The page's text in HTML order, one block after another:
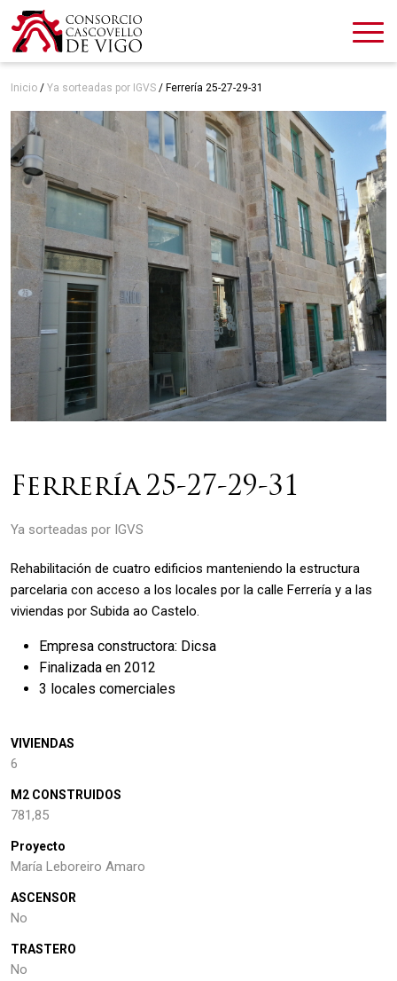
Inicio / Ya sorteadas por IGVS / Ferrería 25-27-29-31
Ferrería 25-27-29-31
Ya sorteadas por IGVS
Rehabilitación de cuatro edificios manteniendo la estructura
parcelaria con acceso a los locales por la calle Ferrería y a las
viviendas por Subida ao Castelo.
Empresa constructora: Dicsa
Finalizada en 2012
3 locales comerciales
VIVIENDAS
6
M2 CONSTRUIDOS
781,85
Proyecto
María Leboreiro Amaro
ASCENSOR
No
TRASTERO
No